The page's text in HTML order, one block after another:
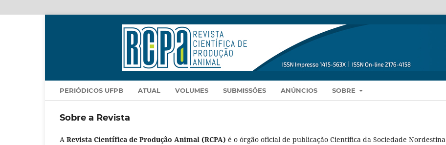
PERIÓDICOS UFPB ATUAL VOLUMES SUBMISSÕES ANÚNCIOS SOBRE
Sobre a Revista
A Revista Científica de Produção Animal (RCPA) é o órgão oficial de publicação Cientifica da Sociedade Nordestina